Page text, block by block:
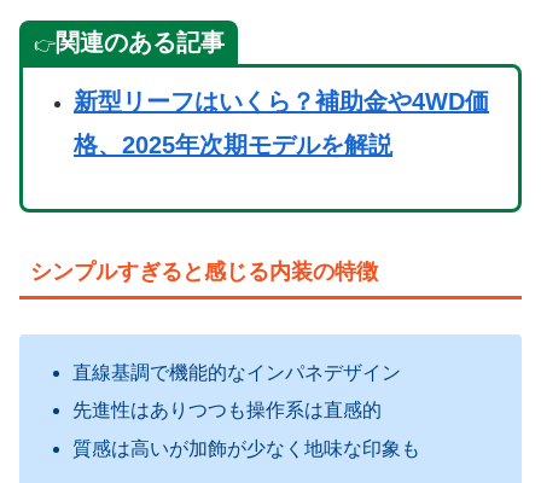
👉関連のある記事
新型リーフはいくら？補助金や4WD価
格、2025年次期モデルを解説
シンプルすぎると感じる内装の特徴
直線基調で機能的なインパネデザイン
先進性はありつつも操作系は直感的
質感は高いが加飾が少なく地味な印象も